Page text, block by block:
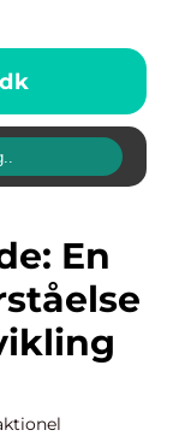
dk